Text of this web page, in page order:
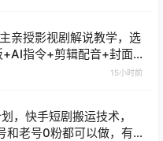
亲授影视剧解说教学，选
指令+剪辑配音+封面
选独家收益
15小时前
，快手短剧搬运技术，
和老号0粉都可以做，有